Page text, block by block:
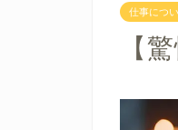
仕事につ
【